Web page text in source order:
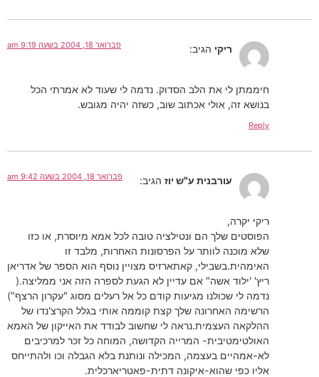
ריקי הגיב: פברואר 18, 2004 בשעה 9:19 am
חיממתן לי את הלב הסדוק. נדמה לי שעוד לא אמרתי הכל
בנושא זה, אולי אכתוב שוב, כשזה יהיה מגובש.
Reply
עורבנית ע"ש יוז הגיב: פברואר 18, 2004 בשעה 9:42 am
ריקי יקרה,
הפוסטים שלך הם ונטילציה טובה לכל אמא מיוסרת, או כזו
שלא מוכנה לוותר על הפרסונות האחרות, מלבד זו
האימהית.בשבילי, קאתארזיס מצויין נוסף הוא הספר של אדריאן
ריץ' 'ילוד אשה" אם עדיין לא הגעת לספרה הזה אני ממליצה.(
נדמה לי שכולנו מגיעות קודם כל אל רעלים מסוג "עקרון הרצף")
הרשימה האחרונה שלך קצת קוממה אותי בגלל הקרצ'נדו של
ההלקאה העצמית.נראה לי שחשוב לבודד את האייקון של האמא
האולטימטיבית- המרייה הקדושה, המוחה כל זכר למרכיבים
לא-אמהיים בעצמה, המכילה ונותנת בלא הגבלה וכו ולהתייחס
אליו כפי שהוא-איקונה דתית-פאטריארכלית.